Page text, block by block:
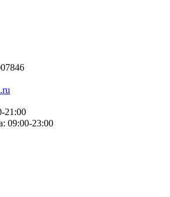
21:00
09:00-23:00